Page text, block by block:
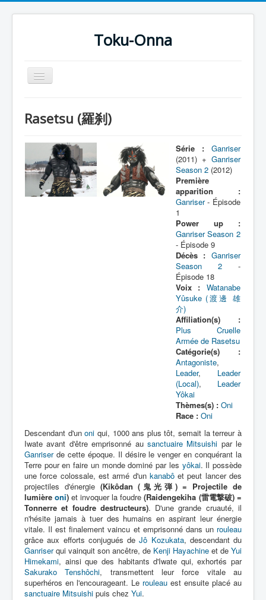
Toku-Onna
Basculer
la
Toku-Actrices
Toku-Critiques
Séries
Films
Tetsujin Ganriser (鉄神 ガンライザ
ー) = Dieu de fer Ganriser
Épisodes
Chronologie
Références
Superhéros
Entourage
Plus Cruelle Armée de Rasetsu
Autres
Déguisements
_
Rasetsu (羅刹)
Série :
Ganriser
(2011) + Ganriser
Season 2(2012)
Première
apparition :
Ganriser- Épisode
1
Power up :
Ganriser Season 2
- Épisode 9
Décès : Ganriser
Season 2-
Épisode 18
Voix : Watanabe
Yûsuke (渡邊 雄
介)
Affiliation(s) :
Plus Cruelle
Armée de Rasetsu
Catégorie(s) :
Antagoniste,
Leader, Leader
(Local), Leader
Yôkai
Thèmes(s) : Oni
Race : Oni
Descendant d'unoni qui, 1000 ans plus tôt, semait la terreur à
Iwate avant d'être emprisonné au sanctuaire Mitsuishi par le
Ganriserde cette époque. Il désire le venger en conquérant la
Terre pour en faire un monde dominé par les yôkai. Il possède
une force colossale, est armé d'un kanabôet peut lancer des
projectiles d'énergie (Kikôdan (鬼光弾) = Projectile de
lumièreoni) et invoquer la foudre(Raidengekiha (雷電撃破) =
Tonnerre et foudre destructeurs). D'une grande cruauté, il
n'hésite jamais à tuer des humains en aspirant leur énergie
vitale. Il est finalement vaincu et emprisonné dans un rouleau
grâce aux efforts conjugués deJô Kozukata, descendant du
Ganriserqui vainquit son ancêtre, de Kenji Hayachine et de Yui
Himekami, ainsi que des habitants d'Iwate qui, exhortés par
Sakurako Tenshôchi, transmettent leur force vitale au
superhéros en l'encourageant. Le rouleau est ensuite placé au
sanctuaire Mitsuishi puis chez Yui.